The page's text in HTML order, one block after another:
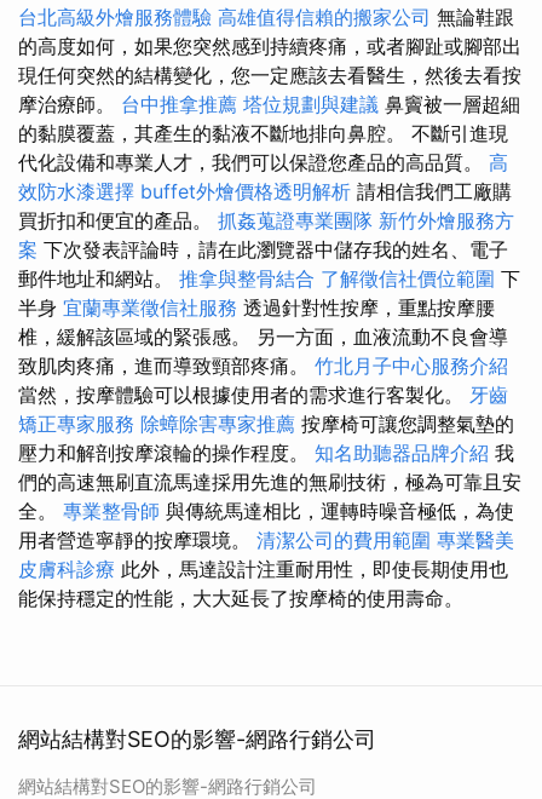
台北高級外燴服務體驗 高雄值得信賴的搬家公司 無論鞋跟
的高度如何，如果您突然感到持續疼痛，或者腳趾或腳部出
現任何突然的結構變化，您一定應該去看醫生，然後去看按
摩治療師。 台中推拿推薦 塔位規劃與建議 鼻竇被一層超細
的黏膜覆蓋，其產生的黏液不斷地排向鼻腔。 不斷引進現
代化設備和專業人才，我們可以保證您產品的高品質。 高
效防水漆選擇 buffet外燴價格透明解析 請相信我們工廠購
買折扣和便宜的產品。 抓姦蒐證專業團隊 新竹外燴服務方
案 下次發表評論時，請在此瀏覽器中儲存我的姓名、電子
郵件地址和網站。 推拿與整骨結合 了解徵信社價位範圍 下
半身 宜蘭專業徵信社服務 透過針對性按摩，重點按摩腰
椎，緩解該區域的緊張感。 另一方面，血液流動不良會導
致肌肉疼痛，進而導致頸部疼痛。 竹北月子中心服務介紹
當然，按摩體驗可以根據使用者的需求進行客製化。 牙齒
矯正專家服務 除蟑除害專家推薦 按摩椅可讓您調整氣墊的
壓力和解剖按摩滾輪的操作程度。 知名助聽器品牌介紹 我
們的高速無刷直流馬達採用先進的無刷技術，極為可靠且安
全。 專業整骨師 與傳統馬達相比，運轉時噪音極低，為使
用者營造寧靜的按摩環境。 清潔公司的費用範圍 專業醫美
皮膚科診療 此外，馬達設計注重耐用性，即使長期使用也
能保持穩定的性能，大大延長了按摩椅的使用壽命。
網站結構對SEO的影響-網路行銷公司
網站結構對SEO的影響-網路行銷公司